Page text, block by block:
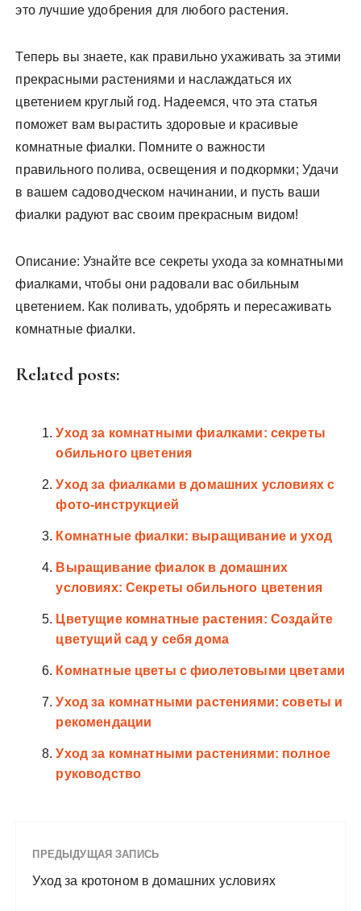
это лучшие удобрения для любого растения.
Теперь вы знаете, как правильно ухаживать за этими
прекрасными растениями и наслаждаться их
цветением круглый год. Надеемся, что эта статья
поможет вам вырастить здоровые и красивые
комнатные фиалки. Помните о важности
правильного полива, освещения и подкормки; Удачи
в вашем садоводческом начинании, и пусть ваши
фиалки радуют вас своим прекрасным видом!
Описание: Узнайте все секреты ухода за комнатными
фиалками, чтобы они радовали вас обильным
цветением. Как поливать, удобрять и пересаживать
комнатные фиалки.
Related posts:
Уход за комнатными фиалками: секреты
обильного цветения
Уход за фиалками в домашних условиях с
фото-инструкцией
Комнатные фиалки: выращивание и уход
Выращивание фиалок в домашних
условиях: Секреты обильного цветения
Цветущие комнатные растения: Создайте
цветущий сад у себя дома
Комнатные цветы с фиолетовыми цветами
Уход за комнатными растениями: советы и
рекомендации
Уход за комнатными растениями: полное
руководство
ПРЕДЫДУЩАЯ ЗАПИСЬ
Уход за кротоном в домашних условиях